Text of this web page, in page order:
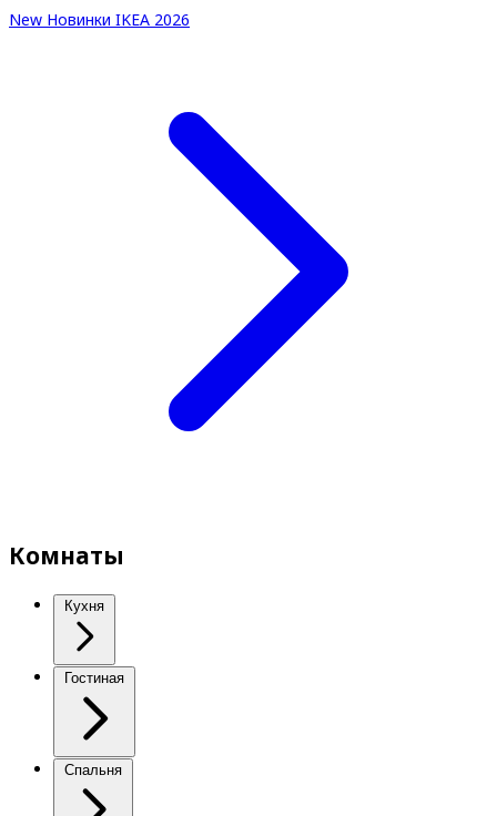
New Новинки IKEA 2026
Комнаты
Кухня
Гостиная
Спальня